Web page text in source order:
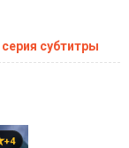
субтитры
+4